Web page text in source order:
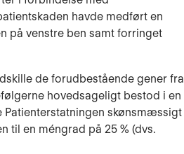
havde medført en
på venstre ben samt forringet
de forudbestående gener fra
hovedsageligt bestod i en
skønsmæssigt
til en méngrad på 25 % (dvs.